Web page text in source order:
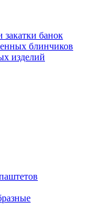
банок
блинчиков
изделий